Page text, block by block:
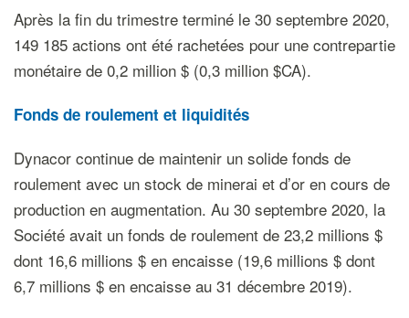
Après la fin du trimestre terminé le 30 septembre 2020,
149 185 actions ont été rachetées pour une contrepartie
monétaire de 0,2 million $ (0,3 million $CA).
Fonds de roulement et liquidités
Dynacor continue de maintenir un solide fonds de
roulement avec un stock de minerai et d’or en cours de
production en augmentation. Au 30 septembre 2020, la
Société avait un fonds de roulement de 23,2 millions $
dont 16,6 millions $ en encaisse (19,6 millions $ dont
6,7 millions $ en encaisse au 31 décembre 2019).